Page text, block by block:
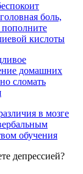
боль,
пополните
кислоты
домашних
сломать
в мозге
обучения
депрессией?